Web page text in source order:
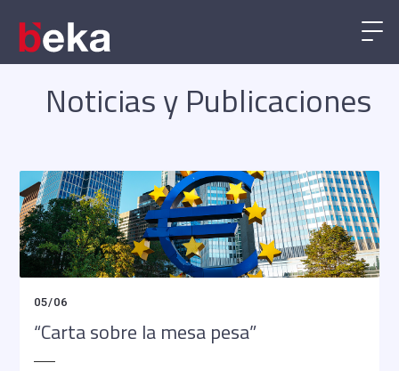
Noticias y Publicaciones
05/06
“Carta sobre la mesa pesa”